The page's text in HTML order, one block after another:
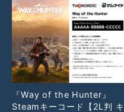
『Way of the Hunter』
Steamキーコード【2L判 キ